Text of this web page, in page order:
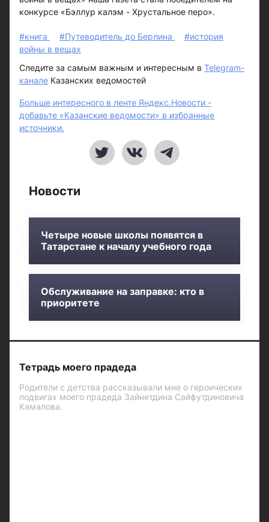
конкурсе «Бэллур калэм - Хрустальное перо».
#книга #Путеводитель до Берлина
#история
войны в вещах
Следите за самым важным и интересным в Telegram-
канале Казанских ведомостей
Больше интересного в ленте Яндекс.Новости -
добавьте «Казанские ведомости» в избранные
источники.
Новости
Четыре новые школы появятся в
Татарстане к началу учебного года
Обслуживание на заправке: кто в
приоритете
Тетрадь моего прадеда
Родители с детства рассказывали мне о героических
подвигах моего прадеда Зайнетдина Сайфутдиновича
Камалова.